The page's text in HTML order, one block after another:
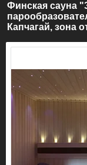
Финская сауна
Капчагай, зона